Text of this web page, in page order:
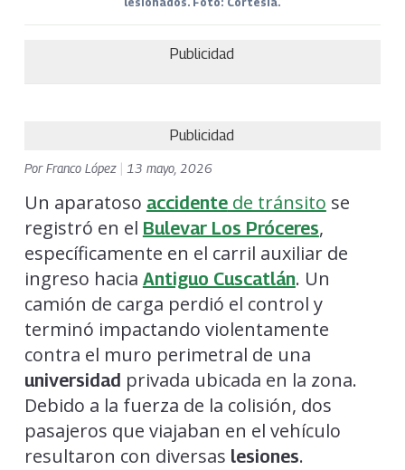
Publicidad
Publicidad
PorFranco López 13 mayo, 2026
Un aparatoso accidentede tránsito se
registró en el Bulevar Los Próceres,
específicamente en el carril auxiliar de
ingreso hacia Antiguo Cuscatlán. Un
camión de carga perdió el control y
terminó impactando violentamente
contra el muro perimetral de una
universidad privada ubicada en la zona.
Debido a la fuerza de la colisión, dos
pasajeros que viajaban en el vehículo
resultaron con diversas lesiones.